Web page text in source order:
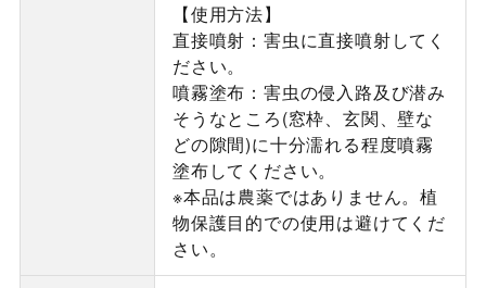
【使用方法】
直接噴射：害虫に直接噴射してく
ださい。
噴霧塗布：害虫の侵入路及び潜み
そうなところ(窓枠、玄関、壁な
どの隙間)に十分濡れる程度噴霧
塗布してください。
※本品は農薬ではありません。植
物保護目的での使用は避けてくだ
さい。